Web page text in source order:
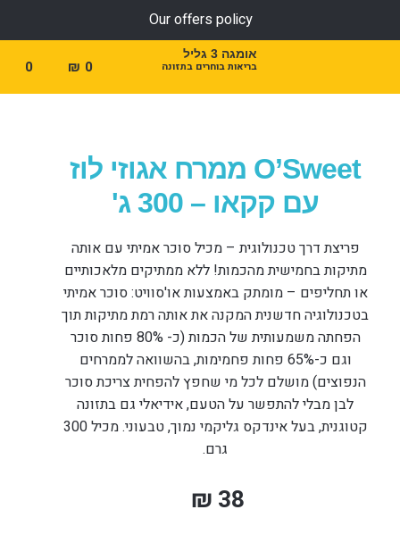
Our offers policy
אומגה 3 גליל
בריאות בוחרים בתזונה ₪ 0
0
O’Sweet ממרח אגוזי לוז
עם קקאו – 300 ג'
פריצת דרך טכנולוגית – מכיל סוכר אמיתי עם אותה
מתיקות בחמישית מהכמות! ללא ממתיקים מלאכותיים
או תחליפים – מומתק באמצעות או'סוויט: סוכר אמיתי
בטכנולוגיה חדשנית המקנה את אותה רמת מתיקות תוך
הפחתה משמעותית של הכמות (כ- 80% פחות סוכר
וגם כ-65% פחות פחמימות, בהשוואה לממרחים
הנפוצים) מושלם לכל מי שחפץ להפחית צריכת סוכר
לבן מבלי להתפשר על הטעם, אידיאלי גם בתזונה
קטוגנית, בעל אינדקס גליקמי נמוך, טבעוני. מכיל 300
גרם.
₪ 38